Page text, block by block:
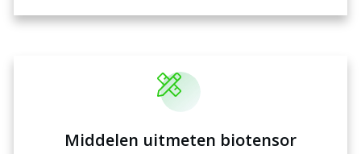
Middelen uitmeten biotensor